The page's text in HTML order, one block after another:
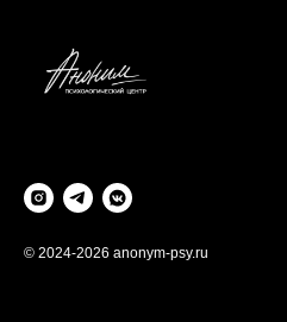
© 2024-2026 anonym-psy.ru